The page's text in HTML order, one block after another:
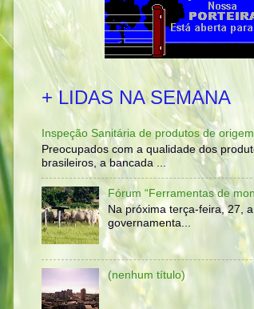
+ LIDAS NA SEMANA
Inspeção Sanitária de produtos de
Preocupados com a qualidade dos
brasileiros, a bancada ...
Fórum “Ferramentas de
Na próxima terça-feira, 27,
governamenta...
(nenhum título)